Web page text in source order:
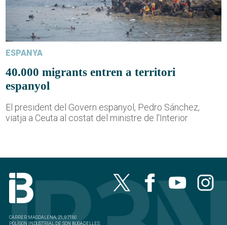
ESPANYA
40.000 migrants entren a territori
espanyol
El president del Govern espanyol, Pedro Sánchez,
viatja a Ceuta al costat del ministre de l'Interior
CARRER MAGDALENA, 21, 07180
POLÍGON INDUSTRIAL DE SON BUGADELLES